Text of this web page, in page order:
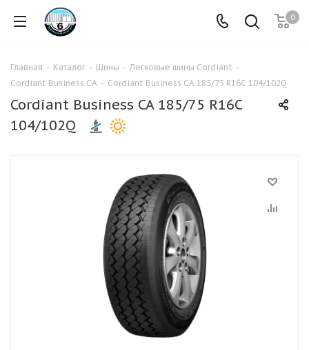
0
Главная - Каталог - Шины - Легковые шины Cordiant -
Cordiant Business CA - Cordiant Business CA 185/75 R16C 104/102Q
Cordiant Business CA 185/75 R16C
104/102Q